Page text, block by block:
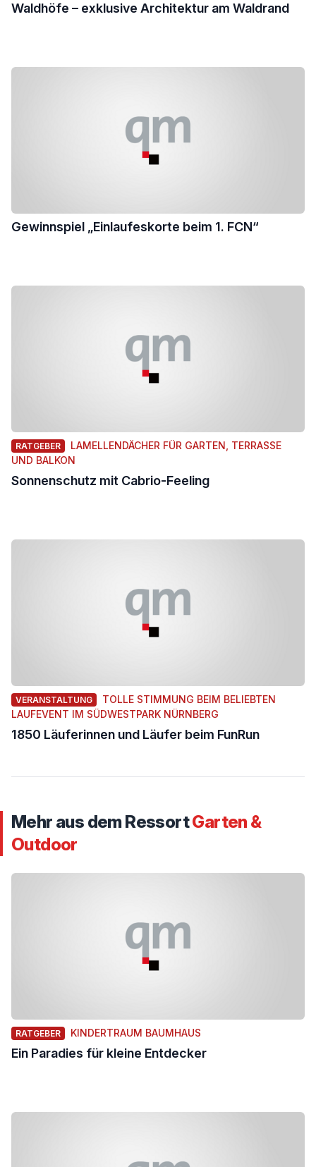
Waldhöfe – exklusive Architektur am Waldrand
Gewinnspiel „Einlaufeskorte beim 1. FCN“
RATGEBER
LAMELLENDÄCHER FÜR GARTEN, TERRASSE
UND BALKON
Sonnenschutz mit Cabrio-Feeling
VERANSTALTUNG
TOLLE STIMMUNG BEIM BELIEBTEN
LAUFEVENT IM SÜDWESTPARK NÜRNBERG
1850 Läuferinnen und Läufer beim FunRun
Mehr aus dem RessortGarten &
Outdoor
RATGEBER KINDERTRAUM BAUMHAUS
Ein Paradies für kleine Entdecker